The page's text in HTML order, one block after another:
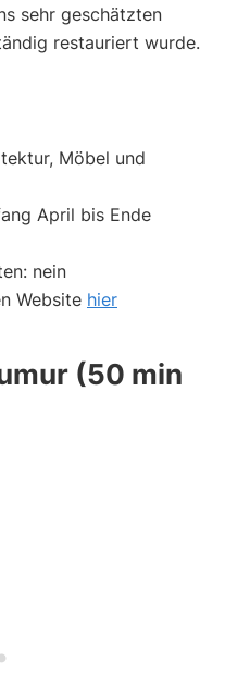
sehr geschätzten
restauriert wurde.
Möbel und
April bis Ende
nein
Website hier
(50 min